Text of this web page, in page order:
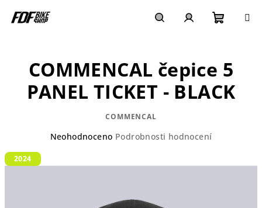
košík
COMMENCAL čepice 5
PANEL TICKET - BLACK
COMMENCAL
Průměrné
Neohodnoceno Podrobnosti hodnocení
2024